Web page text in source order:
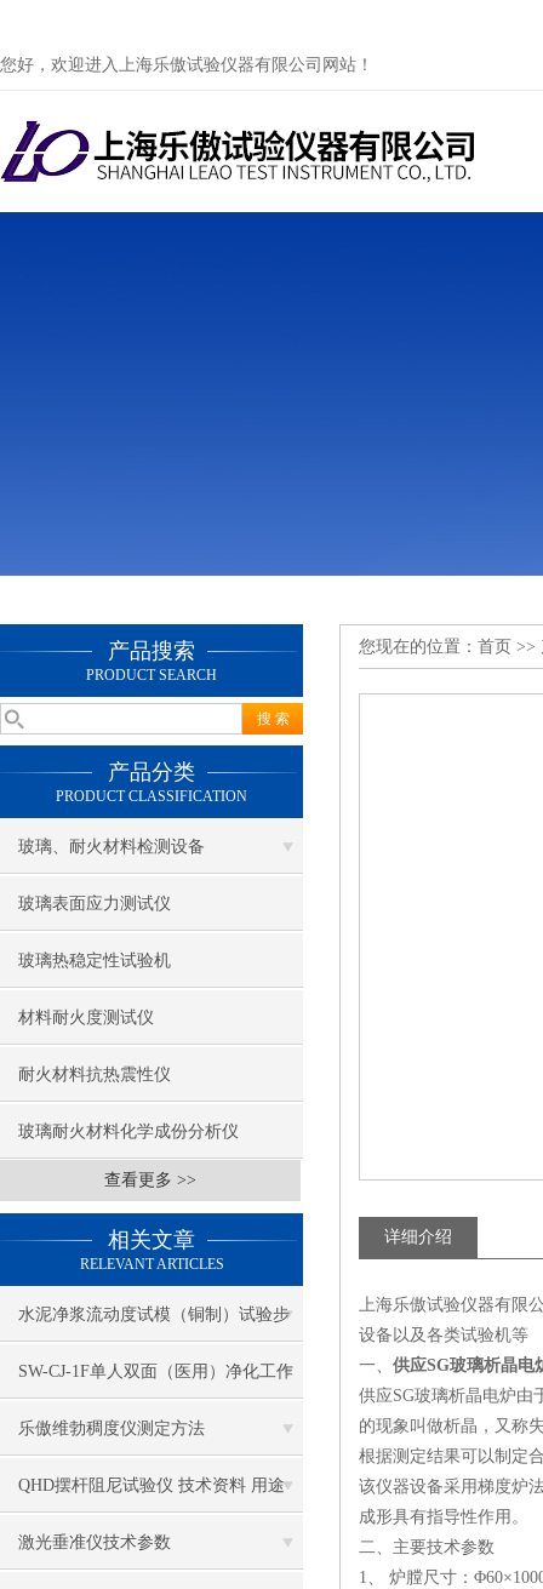
您好，欢迎进入上海乐傲试验仪器有限公司网站！
产品搜索
PRODUCT SEARCH
产品分类
PRODUCT CLASSIFICATION
玻璃、耐火材料检测设备
玻璃表面应力测试仪
玻璃热稳定性试验机
材料耐火度测试仪
耐火材料抗热震性仪
玻璃耐火材料化学成份分析仪
查看更多 >>
相关文章
RELEVANT ARTICLES
水泥净浆流动度试模（铜制）试验步
骤
SW-CJ-1F单人双面（医用）净化工作
台（垂直送风）
乐傲维勃稠度仪测定方法
QHD摆杆阻尼试验仪 技术资料 用途
激光垂准仪技术参数
您现在的位置： 首页 >>
详细介绍
上海乐傲试验仪器有限
设备以及各类试验机等
一、 供应SG玻璃析晶电
供应SG玻璃析晶电炉由
的现象叫做析晶，又称
根据测定结果可以制定
该仪器设备采用梯度炉
成形具有指导性作用。
二、 主要技术参数
1、 炉膛尺寸：